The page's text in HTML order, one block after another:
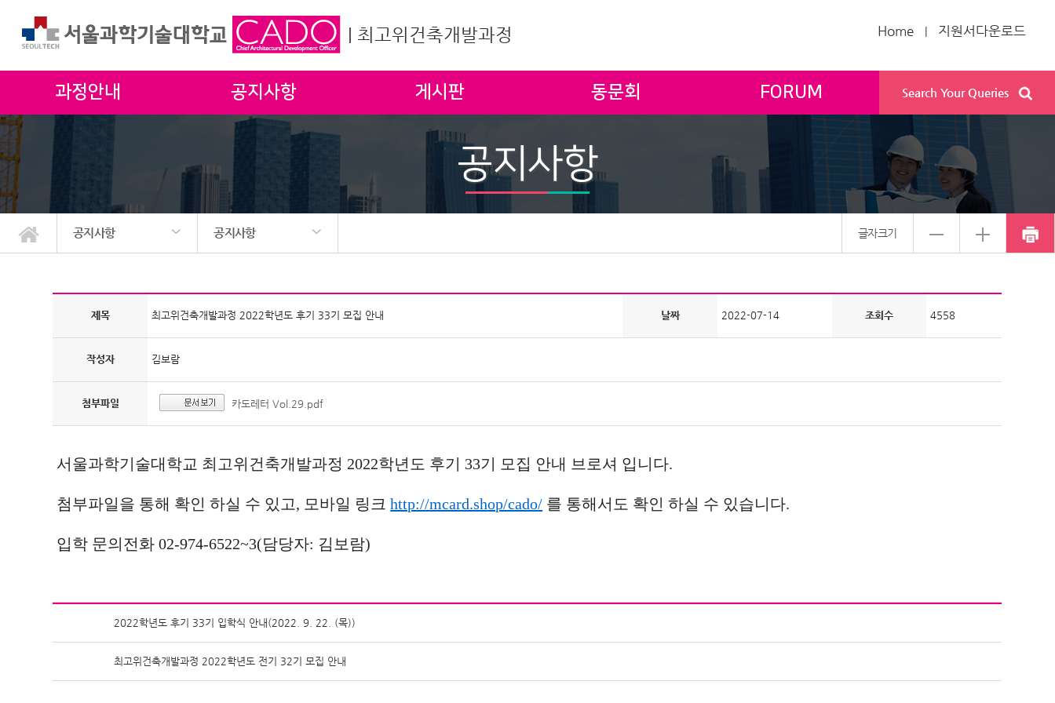
| 최고위건축개발과정 Home 지원서다운로드
과정안내 공지사항 게시판 동문회 FORUM Search Your Queries
공지사항
공지사항
과정안내
공지사항
게시판
동문회
FORUM
공지사항
공지사항
행사
글자크기
제목 최고위건축개발과정 2022학년도 후기 33기 모집 안내 날짜 2022-07-14 조회수 4558
작성자 김보람
첨부파일 카도레터 Vol.29.pdf
서울과학기술대학교 최고위건축개발과정 2022학년도 후기 33기 모집 안내 브로셔 입니다.
첨부파일을 통해 확인 하실 수 있고, 모바일 링크http://mcard.shop/cado/ 를 통해서도 확인 하실 수 있습니다.
입학 문의전화 02-974-6522~3(담당자: 김보람)
2022학년도 후기 33기 입학식 안내(2022. 9. 22. (목))
최고위건축개발과정 2022학년도 전기 32기 모집 안내